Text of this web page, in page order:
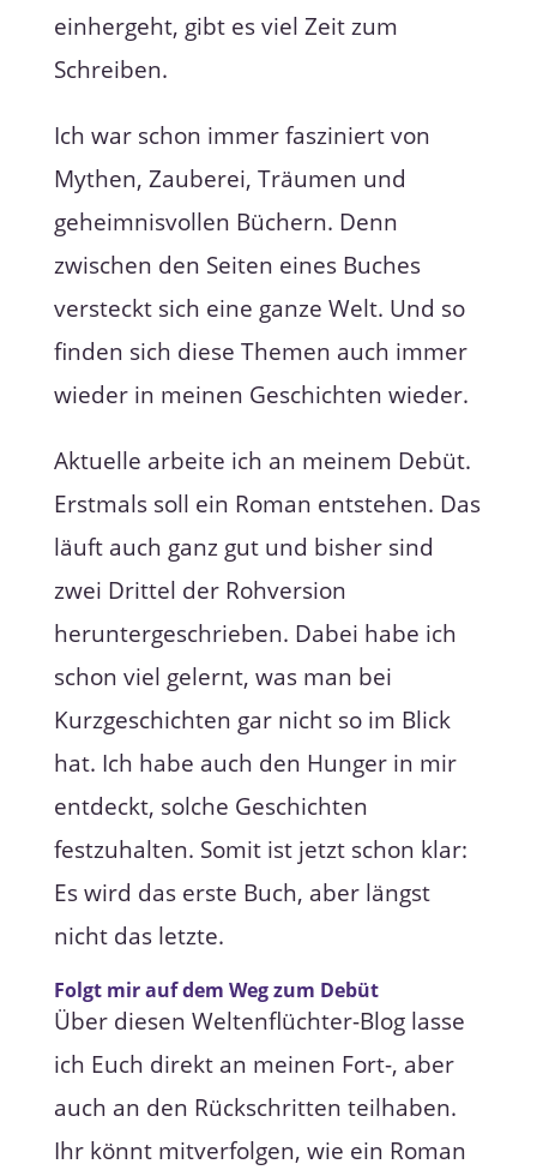
einhergeht, gibt es viel Zeit zum
Schreiben.
Ich war schon immer fasziniert von
Mythen, Zauberei, Träumen und
geheimnisvollen Büchern. Denn
zwischen den Seiten eines Buches
versteckt sich eine ganze Welt. Und so
finden sich diese Themen auch immer
wieder in meinen Geschichten wieder.
Aktuelle arbeite ich an meinem Debüt.
Erstmals soll ein Roman entstehen. Das
läuft auch ganz gut und bisher sind
zwei Drittel der Rohversion
heruntergeschrieben. Dabei habe ich
schon viel gelernt, was man bei
Kurzgeschichten gar nicht so im Blick
hat. Ich habe auch den Hunger in mir
entdeckt, solche Geschichten
festzuhalten. Somit ist jetzt schon klar:
Es wird das erste Buch, aber längst
nicht das letzte.
Folgt mir auf dem Weg zum Debüt
Über diesen Weltenflüchter-Blog lasse
ich Euch direkt an meinen Fort-, aber
auch an den Rückschritten teilhaben.
Ihr könnt mitverfolgen, wie ein Roman